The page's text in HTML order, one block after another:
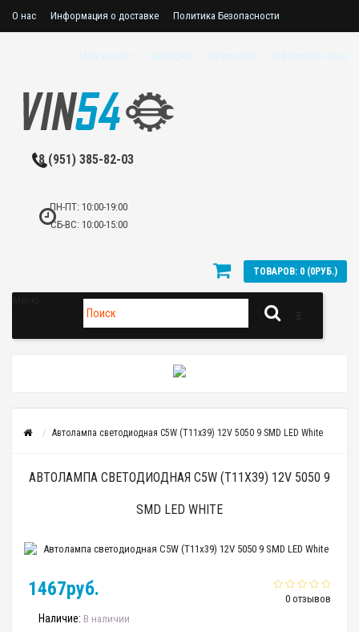
О нас Информация о доставке Политика Безопасности
Мой аккаунт Закладки Сравнение Оформить заказ
8 (951) 385-82-03
ПН-ПТ: 10:00-19:00
СБ-ВС: 10:00-15:00
ТОВАРОВ: 0 (0РУБ.)
Автолампа светодиодная C5W (T11x39) 12V 5050 9 SMD LED White
АВТОЛАМПА СВЕТОДИОДНАЯ C5W (T11X39) 12V 5050 9
SMD LED WHITE
0 отзывов
1467руб.
Наличие: В наличии